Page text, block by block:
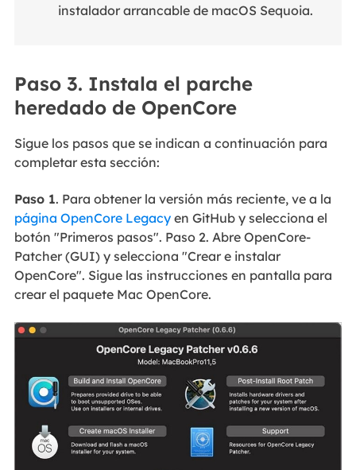
instalador arrancable de macOS Sequoia.
Paso 3. Instala el parche
heredado de OpenCore
Sigue los pasos que se indican a continuación para
completar esta sección:
Paso 1. Para obtener la versión más reciente, ve a la
página OpenCore Legacyen GitHub y selecciona el
botón "Primeros pasos". Paso 2. Abre OpenCore-
Patcher (GUI) y selecciona "Crear e instalar
OpenCore". Sigue las instrucciones en pantalla para
crear el paquete Mac OpenCore.